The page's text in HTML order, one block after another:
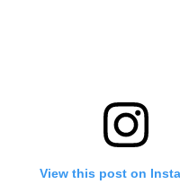
View this post on